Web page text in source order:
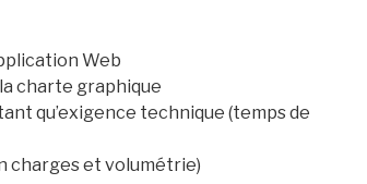
Web
charte graphique
qu’exigence technique (temps de
charges et volumétrie)